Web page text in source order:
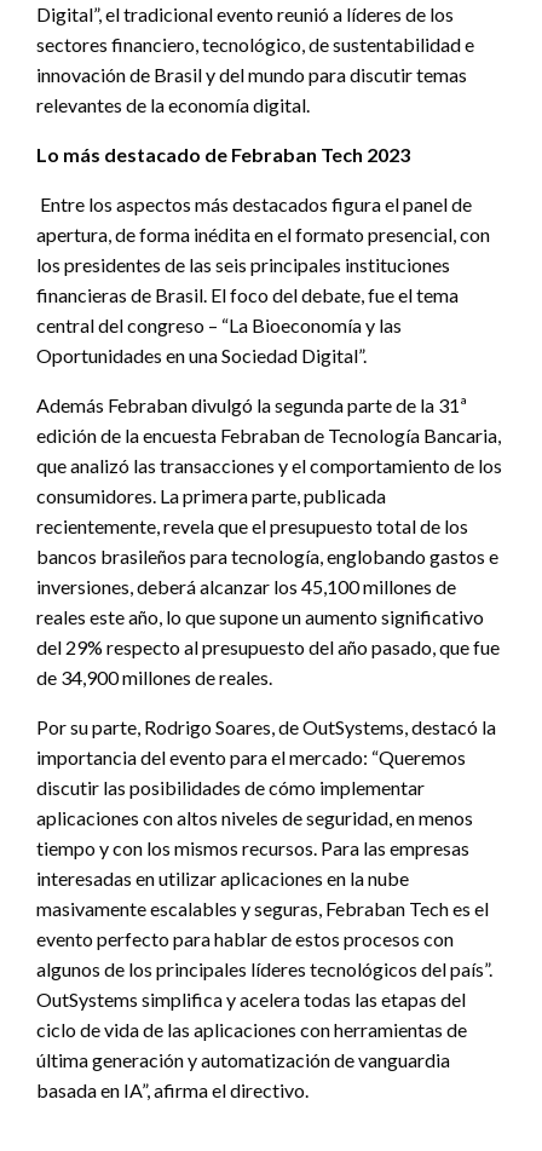
Digital”, el tradicional evento reunió a líderes de los
sectores financiero, tecnológico, de sustentabilidad e
innovación de Brasil y del mundo para discutir temas
relevantes de la economía digital.
Lo más destacado de Febraban Tech 2023
Entre los aspectos más destacados figura el panel de
apertura, de forma inédita en el formato presencial, con
los presidentes de las seis principales instituciones
financieras de Brasil. El foco del debate, fue el tema
central del congreso – “La Bioeconomía y las
Oportunidades en una Sociedad Digital”.
Además Febraban divulgó la segunda parte de la 31ª
edición de la encuesta Febraban de Tecnología Bancaria,
que analizó las transacciones y el comportamiento de los
consumidores. La primera parte, publicada
recientemente, revela que el presupuesto total de los
bancos brasileños para tecnología, englobando gastos e
inversiones, deberá alcanzar los 45,100 millones de
reales este año, lo que supone un aumento significativo
del 29% respecto al presupuesto del año pasado, que fue
de 34,900 millones de reales.
Por su parte, Rodrigo Soares, de OutSystems, destacó la
importancia del evento para el mercado: “Queremos
discutir las posibilidades de cómo implementar
aplicaciones con altos niveles de seguridad, en menos
tiempo y con los mismos recursos. Para las empresas
interesadas en utilizar aplicaciones en la nube
masivamente escalables y seguras, Febraban Tech es el
evento perfecto para hablar de estos procesos con
algunos de los principales líderes tecnológicos del país”.
OutSystems simplifica y acelera todas las etapas del
ciclo de vida de las aplicaciones con herramientas de
última generación y automatización de vanguardia
basada en IA”, afirma el directivo.